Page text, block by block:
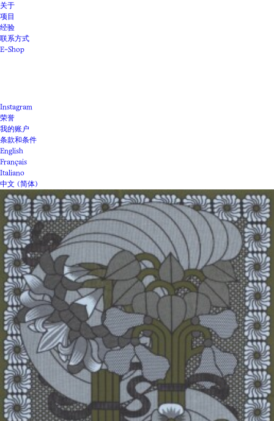
关于
项目
经验
联系方式
E-Shop
Instagram
荣誉
我的账户
条款和条件
English
Français
Italiano
中文 (简体)